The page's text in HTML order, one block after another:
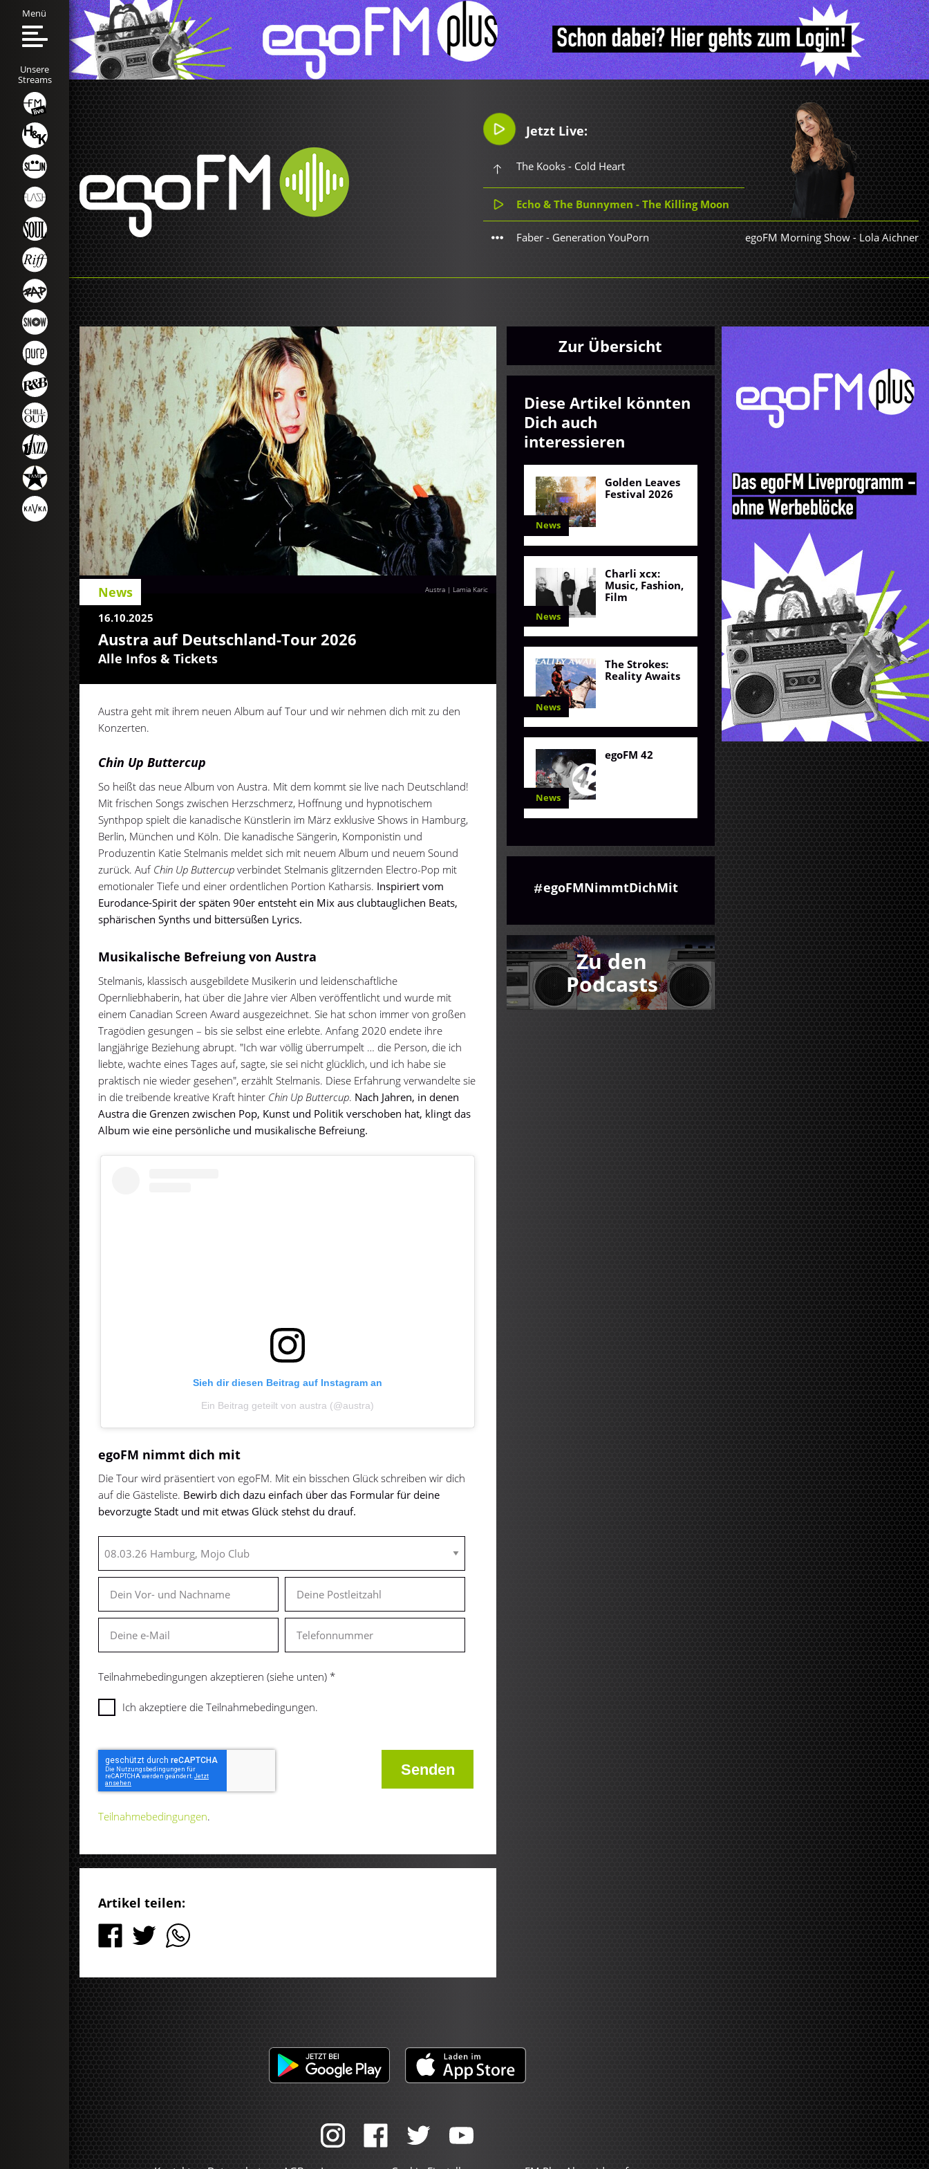
Jetzt Live:
The Kooks - Cold Heart
Echo & The Bunnymen - The Killing Moon
Faber - Generation YouPorn egoFM Morning Show-Lola Aichner
Menü
Unsere
Streams
Austra | Lamia Karic
News
16.10.2025
Austra auf Deutschland-Tour 2026
Alle Infos & Tickets
Austra geht mit ihrem neuen Album auf Tour und wir nehmen dich mit zu den
Konzerten.
Chin Up Buttercup
So heißt das neue Album von Austra. Mit dem kommt sie live nach Deutschland!
Mit frischen Songs zwischen Herzschmerz, Hoffnung und hypnotischem
Synthpop spielt die kanadische Künstlerin im März exklusive Shows in Hamburg,
Berlin, München und Köln. Die kanadische Sängerin, Komponistin und
Produzentin Katie Stelmanis meldet sich mit neuem Album und neuem Sound
zurück. Auf Chin Up Buttercup verbindet Stelmanis glitzernden Electro-Pop mit
emotionaler Tiefe und einer ordentlichen Portion Katharsis. Inspiriert vom
Eurodance-Spirit der späten 90er entsteht ein Mix aus clubtauglichen Beats,
sphärischen Synths und bittersüßen Lyrics.
Musikalische Befreiung von Austra
Stelmanis, klassisch ausgebildete Musikerin und leidenschaftliche
Opernliebhaberin, hat über die Jahre vier Alben veröffentlicht und wurde mit
einem Canadian Screen Award ausgezeichnet. Sie hat schon immer von großen
Tragödien gesungen – bis sie selbst eine erlebte. Anfang 2020 endete ihre
langjährige Beziehung abrupt. "Ich war völlig überrumpelt … die Person, die ich
liebte, wachte eines Tages auf, sagte, sie sei nicht glücklich, und ich habe sie
praktisch nie wieder gesehen", erzählt Stelmanis. Diese Erfahrung verwandelte sie
in die treibende kreative Kraft hinter Chin Up Buttercup. Nach Jahren, in denen
Austra die Grenzen zwischen Pop, Kunst und Politik verschoben hat, klingt das
Album wie eine persönliche und musikalische Befreiung.
Sieh dir diesen Beitrag auf Instagram an
Ein Beitrag geteilt von austra (@austra)
egoFM nimmt dich mit
Die Tour wird präsentiert von egoFM. Mit ein bisschen Glück schreiben wir dich
auf die Gästeliste. Bewirb dich dazu einfach über das Formular für deine
bevorzugte Stadt und mit etwas Glück stehst du drauf.
Teilnahmebedingungen akzeptieren (siehe unten) *
Ich akzeptiere die Teilnahmebedingungen.
Senden
Teilnahmebedingungen.
Artikel teilen:
Zur Übersicht
Diese Artikel könnten
Dich auch
interessieren
News
Golden Leaves
Festival 2026
News
Charli xcx:
Music, Fashion,
Film
News
The Strokes:
Reality Awaits
News
egoFM 42
egoFMNimmtDichMit
Zu den
Podcasts